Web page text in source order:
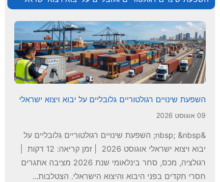
השפעת שינויים רגולטוריים גלובליים על יבוא ויצוא ישראלי
09 אוגוסט 2026
&nbsp; &nbsp; השפעת שינויים רגולטוריים גלובליים על
יבוא ויצוא ישראלי אוגוסט 2026 | זמן קריאה: 12 דקות |
רגולציה, מכס, סחר בינלאומי שנת 2026 מציבה אתגרים
חסרי תקדים בפני היבוא והיצוא הישראלי. הצטלבות...